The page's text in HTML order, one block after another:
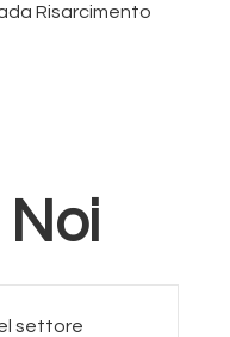
Risarcimento
settore